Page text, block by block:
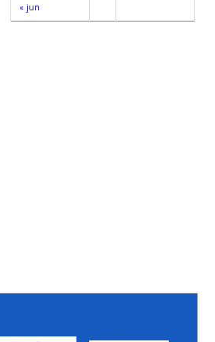
« jun